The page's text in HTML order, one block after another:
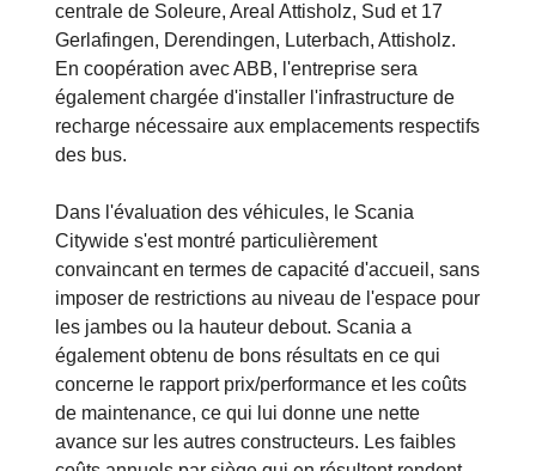
centrale de Soleure, Areal Attisholz, Sud et 17
Gerlafingen, Derendingen, Luterbach, Attisholz.
En coopération avec ABB, l'entreprise sera
également chargée d'installer l'infrastructure de
recharge nécessaire aux emplacements respectifs
des bus.
Dans l'évaluation des véhicules, le Scania
Citywide s'est montré particulièrement
convaincant en termes de capacité d'accueil, sans
imposer de restrictions au niveau de l'espace pour
les jambes ou la hauteur debout. Scania a
également obtenu de bons résultats en ce qui
concerne le rapport prix/performance et les coûts
de maintenance, ce qui lui donne une nette
avance sur les autres constructeurs. Les faibles